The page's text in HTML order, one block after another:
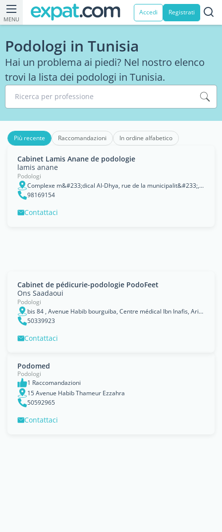
MENU
Accedi Registrati
Podologi in Tunisia
Hai un problema ai piedi? Nel nostro elenco
trovi la lista dei podologi in Tunisia.
Ricerca per professione
Più recente Raccomandazioni In ordine alfabetico
Cabinet Lamis Anane de podologie
lamis anane
Podologi
Complexe m&#233;dical Al-Dhya, rue de la municipalit&#233;, Houmt Souk Djerba, Médenine
98169154
Contattaci
Cabinet de pédicurie-podologie PodoFeet
Ons Saadaoui
Podologi
bis 84 , Avenue Habib bourguiba, Centre médical Ibn Inafis, Ariana 2080, entre kiosque Shell el la poste Tunisienne
50339923
Contattaci
Podomed
Podologi
1 Raccomandazioni
15 Avenue Habib Thameur Ezzahra
50592965
Contattaci